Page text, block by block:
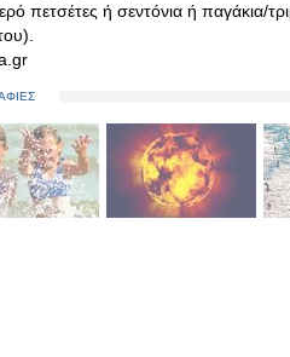
πετσέτες ή σεντόνια ή παγάκια/